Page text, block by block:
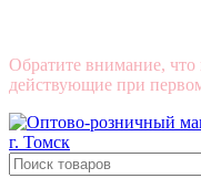
Обратите внимание,
действующие при